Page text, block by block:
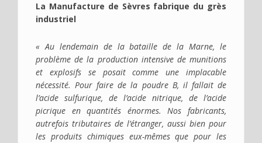
La Manufacture de Sèvres fabrique du grès
industriel
« Au lendemain de la bataille de la Marne, le
problème de la production intensive de munitions
et explosifs se posait comme une implacable
nécessité. Pour faire de la poudre B, il fallait de
l’acide sulfurique, de l’acide nitrique, de l’acide
picrique en quantités énormes. Nos fabricants,
autrefois tributaires de l’étranger, aussi bien pour
les produits chimiques eux-mêmes que pour les